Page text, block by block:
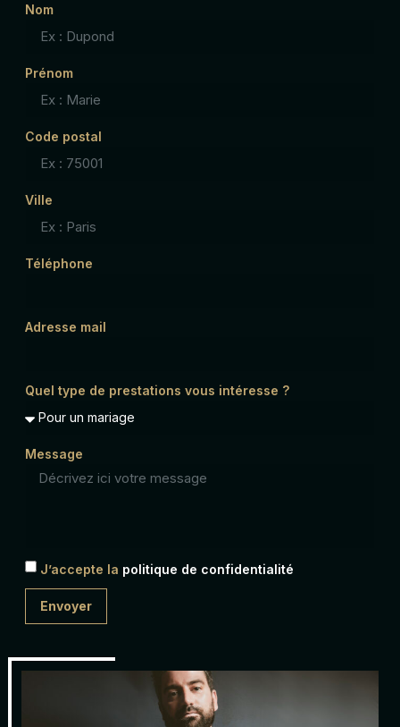
Nom
Prénom
Code postal
Ville
Téléphone
Adresse mail
Quel type de prestations vous intéresse ?
Message
J’accepte la politique de confidentialité
Envoyer